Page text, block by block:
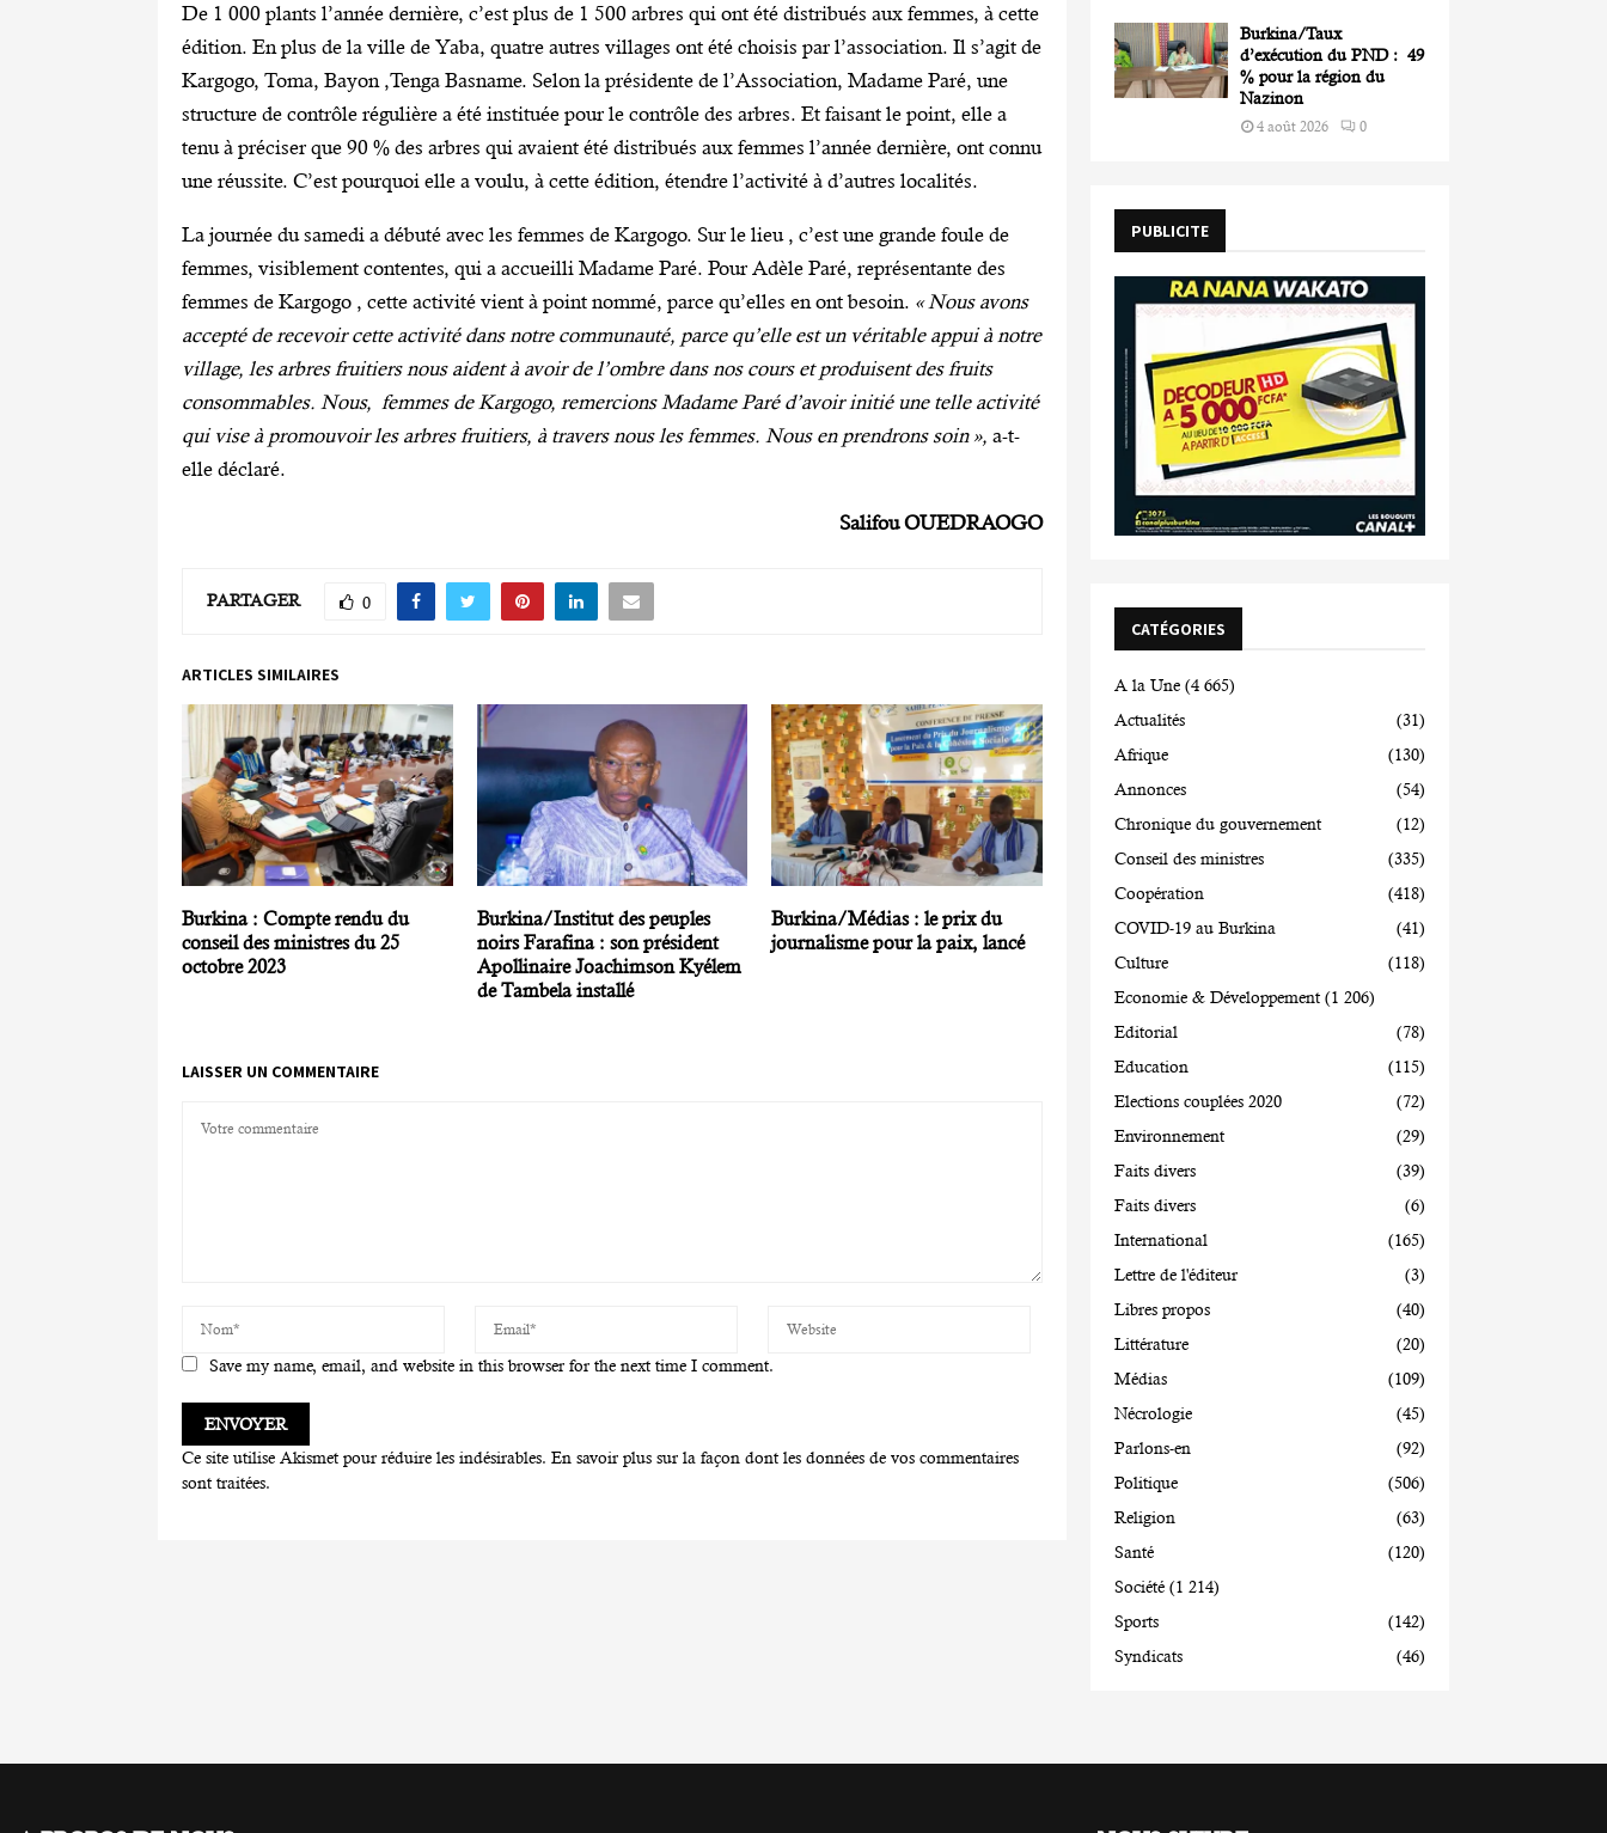
De 1 000 plants l’année dernière, c’est plus de 1 500 arbres qui ont été distribués aux femmes, à cette
édition. En plus de la ville de Yaba, quatre autres villages ont été choisis par l’association. Il s’agit de
Kargogo, Toma, Bayon ,Tenga Basname. Selon la présidente de l’Association, Madame Paré, une
structure de contrôle régulière a été instituée pour le contrôle des arbres. Et faisant le point, elle a
tenu à préciser que 90 % des arbres qui avaient été distribués aux femmes l’année dernière, ont connu
une réussite. C’est pourquoi elle a voulu, à cette édition, étendre l’activité à d’autres localités.
La journée du samedi a débuté avec les femmes de Kargogo. Sur le lieu , c’est une grande foule de
femmes, visiblement contentes, qui a accueilli Madame Paré. Pour Adèle Paré, représentante des
femmes de Kargogo , cette activité vient à point nommé, parce qu’elles en ont besoin. « Nous avons
accepté de recevoir cette activité dans notre communauté, parce qu’elle est un véritable appui à notre
village, les arbres fruitiers nous aident à avoir de l’ombre dans nos cours et produisent des fruits
consommables. Nous, femmes de Kargogo, remercions Madame Paré d’avoir initié une telle activité
qui vise à promouvoir les arbres fruitiers, à travers nous les femmes. Nous en prendrons soin », a-t-
elle déclaré.
Salifou OUEDRAOGO
PARTAGER 0
ARTICLES SIMILAIRES
Burkina : Compte rendu du
conseil des ministres du 25
octobre 2023
Burkina/Institut des peuples
noirs Farafina : son président
Apollinaire Joachimson Kyélem
de Tambela installé
Burkina/Médias : le prix du
journalisme pour la paix, lancé
LAISSER UN COMMENTAIRE
Save my name, email, and website in this browser for the next time I comment.
Ce site utilise Akismet pour réduire les indésirables. En savoir plus sur la façon dont les données de vos commentaires
sont traitées.
Burkina/Taux
d’exécution du PND : 49
% pour la région du
Nazinon
4 août 2026 0
PUBLICITE
CATÉGORIES
A la Une (4 665)
Actualités
(31)
Afrique
(130)
Annonces
(54)
Chronique du gouvernement
(12)
Conseil des ministres
(335)
Coopération
(418)
COVID-19 au Burkina
(41)
Culture
(118)
Economie & Développement (1 206)
Editorial
(78)
Education
(115)
Elections couplées 2020
(72)
Environnement
(29)
Faits divers
(39)
Faits divers
(6)
International
(165)
Lettre de l'éditeur
(3)
Libres propos
(40)
Littérature
(20)
Médias
(109)
Nécrologie
(45)
Parlons-en
(92)
Politique
(506)
Religion
(63)
Santé
(120)
Société (1 214)
Sports
(142)
Syndicats
(46)